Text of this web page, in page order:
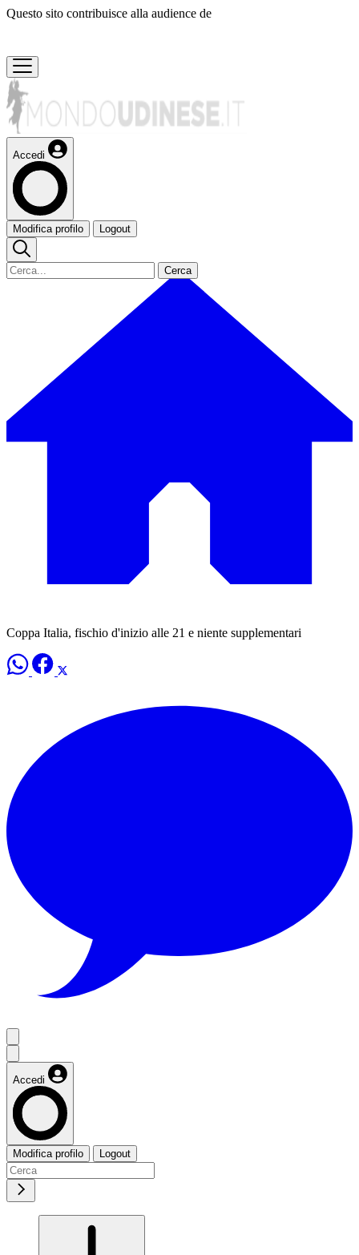
Questo sito contribuisce alla audience de
Accedi
Modifica profilo Logout
Cerca
Coppa Italia, fischio d'inizio alle 21 e niente supplementari
Accedi
Modifica profilo Logout